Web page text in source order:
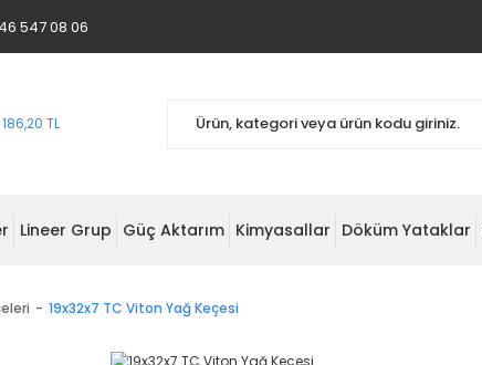
547 08 06
Lineer Grup Güç Aktarım Kimyasallar Döküm Yataklar
19x32x7 TC Viton Yağ Keçesi